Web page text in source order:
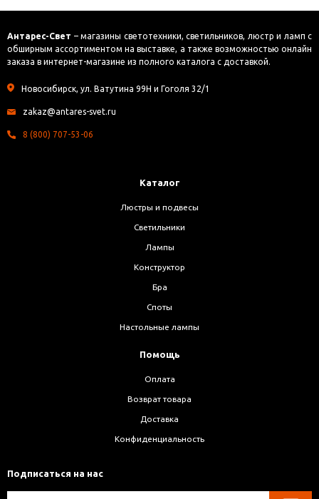
Антарес-Свет – магазины светотехники, светильников, люстр и ламп с
обширным ассортиментом на выставке, а также возможностью онлайн
заказа в интернет-магазине из полного каталога с доставкой.
Новосибирск, ул. Ватутина 99Н и Гоголя 32/1
zakaz@antares-svet.ru
8 (800) 707-53-06
Каталог
Люстры и подвесы
Светильники
Лампы
Конструктор
Бра
Споты
Настольные лампы
Помощь
Оплата
Возврат товара
Доставка
Конфиденциальность
Подписаться на нас